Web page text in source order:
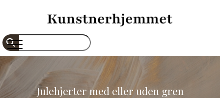
Søg
Julehjerter med eller uden gren